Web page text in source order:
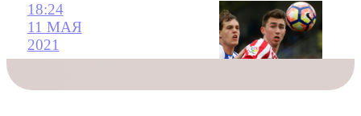
18:24
11 МАЯ
2021